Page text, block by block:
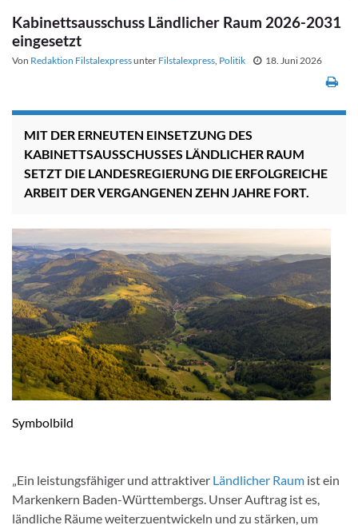
Kabinettsausschuss Ländlicher Raum 2026-2031
eingesetzt
Von Redaktion Filstalexpressunter Filstalexpress, Politik 18. Juni 2026
MIT DER ERNEUTEN EINSETZUNG DES
KABINETTSAUSSCHUSSES LÄNDLICHER RAUM
SETZT DIE LANDESREGIERUNG DIE ERFOLGREICHE
ARBEIT DER VERGANGENEN ZEHN JAHRE FORT.
Symbolbild
„Ein leistungsfähiger und attraktiver Ländlicher Raum ist ein
Markenkern Baden-Württembergs. Unser Auftrag ist es,
ländliche Räume weiterzuentwickeln und zu stärken, um